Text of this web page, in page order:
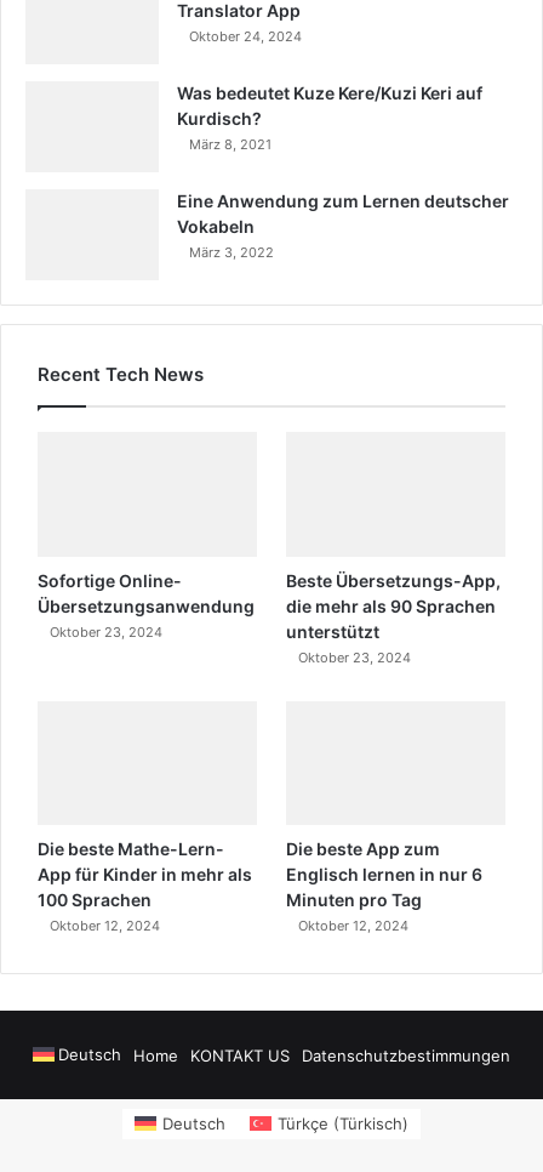
Translator App
Oktober 24, 2024
Was bedeutet Kuze Kere/Kuzi Keri auf
Kurdisch?
März 8, 2021
Eine Anwendung zum Lernen deutscher
Vokabeln
März 3, 2022
Recent Tech News
Sofortige Online-
Übersetzungsanwendung
Oktober 23, 2024
Beste Übersetzungs-App,
die mehr als 90 Sprachen
unterstützt
Oktober 23, 2024
Die beste Mathe-Lern-
App für Kinder in mehr als
100 Sprachen
Oktober 12, 2024
Die beste App zum
Englisch lernen in nur 6
Minuten pro Tag
Oktober 12, 2024
Deutsch Home KONTAKT US Datenschutzbestimmungen
Deutsch Türkçe (Türkisch)